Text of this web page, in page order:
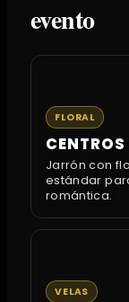
evento
FLORAL
Jarrón con
estándar
romántica.
VELAS